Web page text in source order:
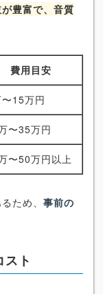
豊富で、音質
費用目安
15万円
〜35万円
〜50万円以上
ため、 事前の
ト